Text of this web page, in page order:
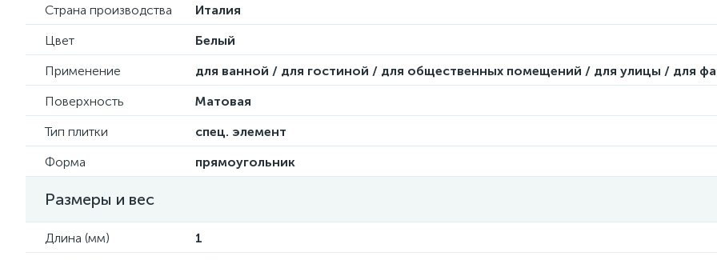
Страна производства
Италия
Цвет
Белый
Применение
для ванной / для гостиной / для общественных помещений / для улицы / для
Поверхность
Матовая
Тип плитки
спец. элемент
Форма
прямоугольник
Размеры и вес
Длина (мм)
1